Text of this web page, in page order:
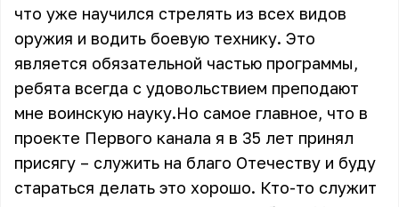
что уже научился стрелять из всех видов
оружия и водить боевую технику. Это
является обязательной частью программы,
ребята всегда с удовольствием преподают
мне воинскую науку.Но самое главное, что в
проекте Первого канала я в 35 лет принял
присягу – служить на благо Отечеству и буду
стараться делать это хорошо. Кто-то служит